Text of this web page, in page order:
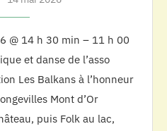
14 h 30 min – 11 h 00
et danse de l’asso
Les Balkans à l’honneur
Mont d’Or
puis Folk au lac,